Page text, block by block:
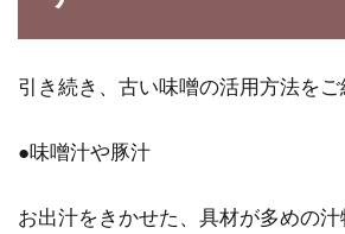
引き続き、古い味噌の活用方法をご
●味噌汁や豚汁
お出汁をきかせた、具材が多めの